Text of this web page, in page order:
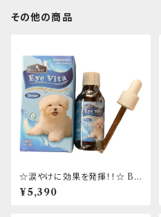
その他の商品
☆涙やけに効果を発揮！！☆ BL
UE BAY Eye Vita Drops 30
ml アイビタ 日本正規代理店取
¥5,390